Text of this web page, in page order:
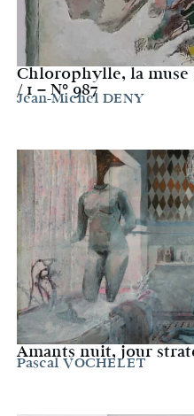
Chlorophylle, la
/ 1 – N° 987
Jean-Michel DENY
Amants nuit, jour
Pascal VOCHELET